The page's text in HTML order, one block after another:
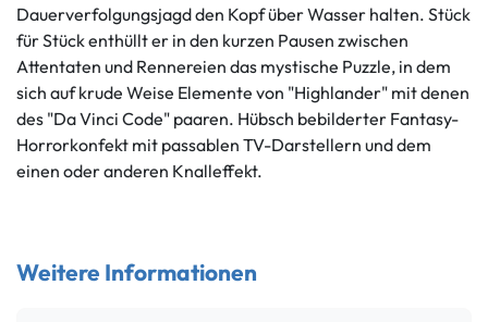
Dauerverfolgungsjagd den Kopf über Wasser halten. Stück
für Stück enthüllt er in den kurzen Pausen zwischen
Attentaten und Rennereien das mystische Puzzle, in dem
sich auf krude Weise Elemente von "Highlander" mit denen
des "Da Vinci Code" paaren. Hübsch bebilderter Fantasy-
Horrorkonfekt mit passablen TV-Darstellern und dem
einen oder anderen Knalleffekt.
Weitere Informationen